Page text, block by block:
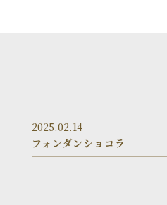
2025.02.14
フォンダンショコラ